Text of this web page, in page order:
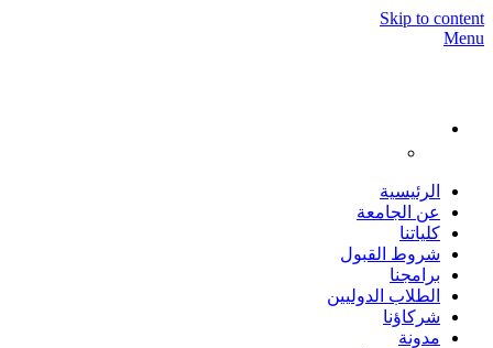
Skip to content
Menu
الرئيسية
عن الجامعة
كلياتنا
شروط القبول
برامجنا
الطلاب الدوليين
شركاؤنا
مدونة